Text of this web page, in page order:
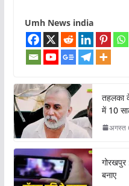
Umh News india
तहलका
में 10
अगस्त
गोरखपुर
बनाए